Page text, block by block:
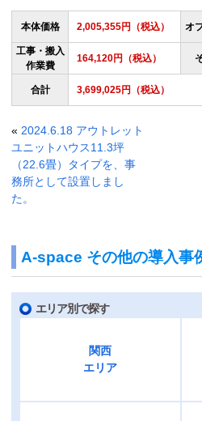
本体価格 2,005,355円（税込） オ
工事・搬入
作業費
164,120円（税込）
合計 3,699,025円（税込）
« 2024.6.18 アウトレット
ユニットハウス11.3坪
（22.6畳）タイプを、事
務所として設置しまし
た。
A-space その他の導入事
エリア別で探す
関西
エリア